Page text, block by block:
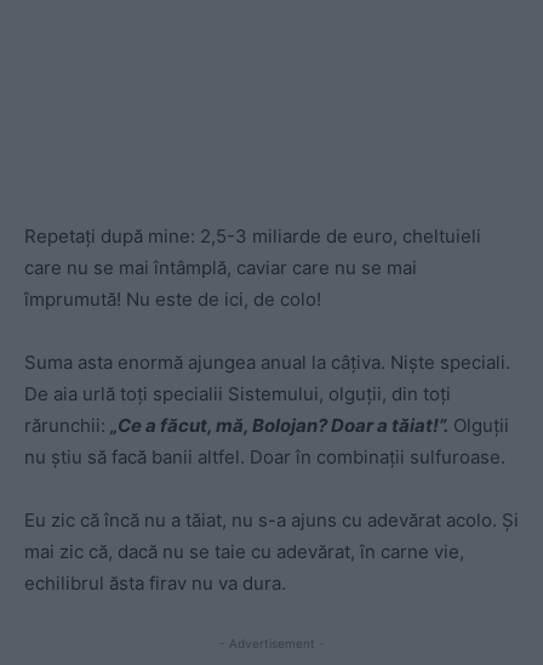
Repetați după mine: 2,5-3 miliarde de euro, cheltuieli
care nu se mai întâmplă, caviar care nu se mai
împrumută! Nu este de ici, de colo!
Suma asta enormă ajungea anual la câțiva. Niște speciali.
De aia urlă toți specialii Sistemului, olguții, din toți
rărunchii: „Ce a făcut, mă, Bolojan? Doar a tăiat!”. Olguții
nu știu să facă banii altfel. Doar în combinații sulfuroase.
Eu zic că încă nu a tăiat, nu s-a ajuns cu adevărat acolo. Și
mai zic că, dacă nu se taie cu adevărat, în carne vie,
echilibrul ăsta firav nu va dura.
- Advertisement -